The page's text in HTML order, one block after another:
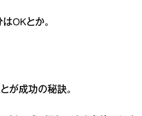
OKとか。
が成功の秘訣。